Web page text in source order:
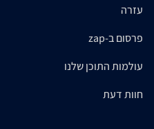
עזרה
פרסום ב-zap
עולמות התוכן שלנו
חוות דעת